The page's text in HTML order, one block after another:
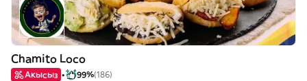
Chamito Loco
Акысыз 99%(186)